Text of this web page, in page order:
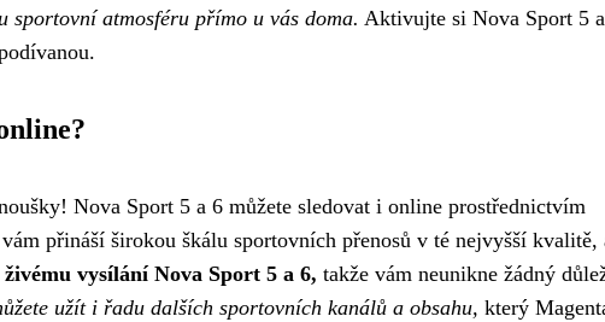
sportovní atmosféru přímo u vás doma. Aktivujte si Nova Sport 5
Nova Sport 5 a 6 můžete sledovat i online prostřednictvím
přináší širokou škálu sportovních přenosů v té nejvyšší
vysílání Nova Sport 5 a 6, takže vám neunikne žádný
užít i řadu dalších sportovních kanálů a obsahu, který